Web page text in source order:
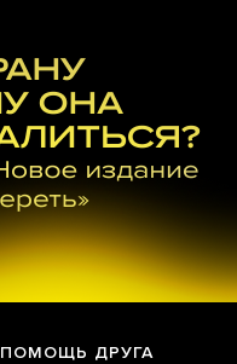
ПОМОЩЬ ДРУГА